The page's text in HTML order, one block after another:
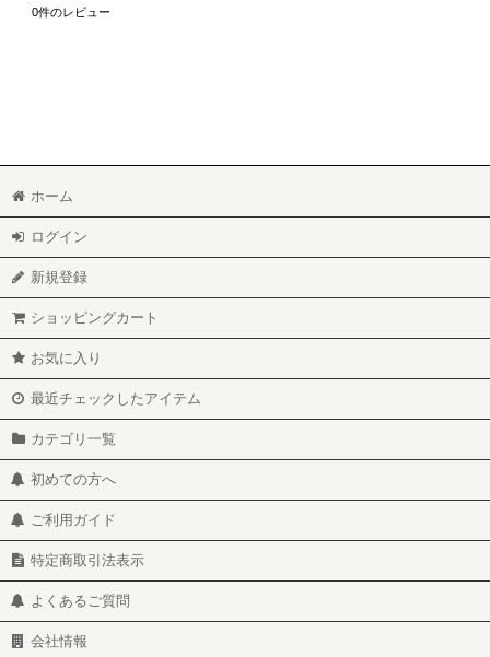
0件のレビュー
ホーム
ログイン
新規登録
ショッピングカート
お気に入り
最近チェックしたアイテム
カテゴリ一覧
初めての方へ
ご利用ガイド
特定商取引法表示
よくあるご質問
会社情報